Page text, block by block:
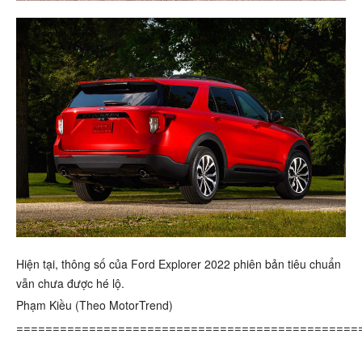
Hiện tại, thông số của Ford Explorer 2022 phiên bản tiêu chuẩn
vẫn chưa được hé lộ.
Phạm Kiều (Theo MotorTrend)